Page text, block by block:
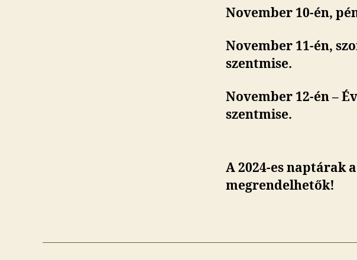
November 10-én,
November 11-én,
szentmise.
November 12-én –
szentmise.
A 2024-es naptárak
megrendelhetők!